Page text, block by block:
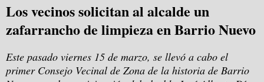
Los vecinos solicitan al alcalde un
zafarrancho de limpieza en Barrio Nuevo
Este pasado viernes 15 de marzo, se llevó a cabo el
primer Consejo Vecinal de Zona de la historia de Barrio